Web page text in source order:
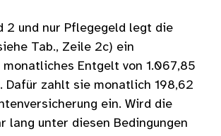
2 und nur Pflegegeld legt die
Tab., Zeile 2c) ein
Entgelt von 1.067,85
Dafür zahlt sie monatlich 198,62
ein. Wird die
lang unter diesen Bedingungen